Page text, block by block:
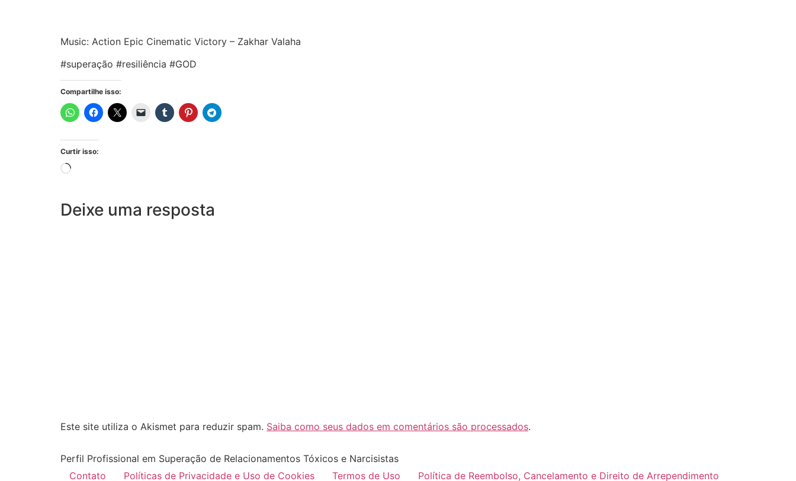
Music: Action Epic Cinematic Victory – Zakhar Valaha
#superação #resiliência #GOD
Compartilhe isso:
Curtir isso:
Deixe uma resposta
Este site utiliza o Akismet para reduzir spam. Saiba como seus dados em comentários são processados.
Perfil Profissional em Superação de Relacionamentos Tóxicos e Narcisistas
Contato
Políticas de Privacidade e Uso de Cookies Termos de Uso Política de Reembolso, Cancelamento e Direito de Arrependimento